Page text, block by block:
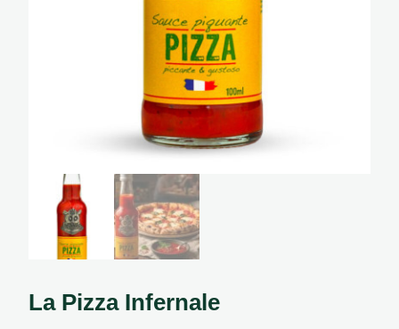
La Pizza Infernale